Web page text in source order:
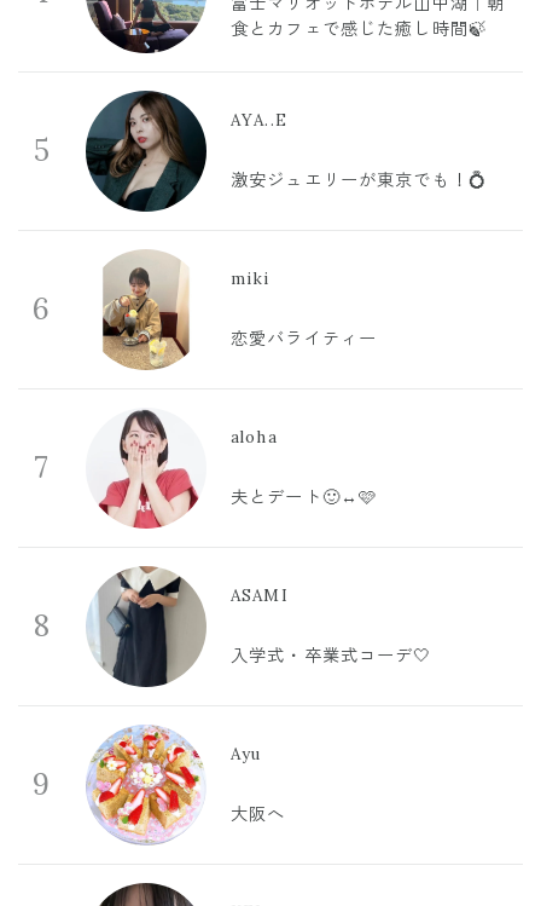
食とカフェで感じた癒し時間🍃
5
AYA..E
激安ジュエリーが東京でも！💍
6
miki
恋愛バライティー
7
aloha
夫とデート🙂‍↔️🩷
8
ASAMI
入学式・卒業式コーデ🤍
9
Ayu
大阪へ